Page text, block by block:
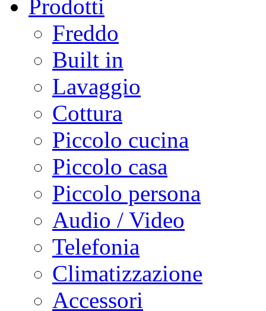
Prodotti
Freddo
Built in
Lavaggio
Cottura
Piccolo cucina
Piccolo casa
Piccolo persona
Audio / Video
Telefonia
Climatizzazione
Accessori